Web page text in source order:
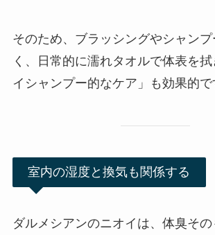
そのため、ブラッシングやシャン
く、日常的に濡れタオルで体表を
イシャンプー的なケア」も効果的で
室内の湿度と換気も関係する
ダルメシアンのニオイは、体臭その